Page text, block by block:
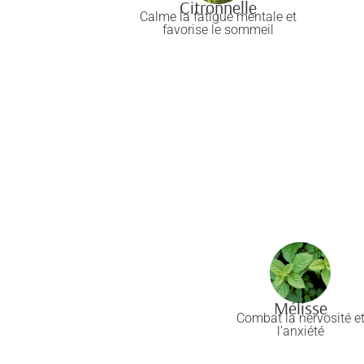
Citronnelle
Calme la fatigue mentale et
favorise le sommeil
Mélisse
Combat la nervosité et
l’anxiété